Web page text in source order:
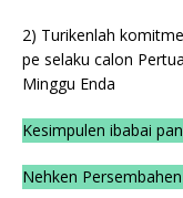
2) Turikenlah
pe selaku calon
Minggu Enda
Kesimpulen ibabai
Nehken Persembahen